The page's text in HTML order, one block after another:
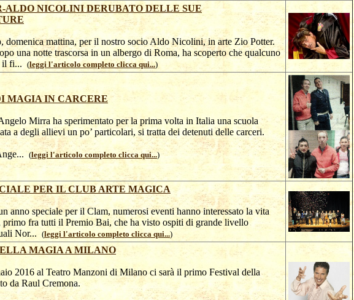
ALDO NICOLINI DERUBATO DELLE SUE
domenica mattina, per il nostro socio Aldo Nicolini, in arte Zio Potter.
una notte trascorsa in un albergo di Roma, ha scoperto che qualcuno
il fi...(leggi l'articolo completo clicca qui...)
MAGIA IN CARCERE
Mirra ha sperimentato per la prima volta in Italia una scuola
a degli allievi un po’ particolari, si tratta dei detenuti delle carceri.
(leggi l'articolo completo clicca qui...)
PER IL CLUB ARTE MAGICA
anno speciale per il Clam, numerosi eventi hanno interessato la vita
primo fra tutti il Premio Bai, che ha visto ospiti di grande livello
Nor... (leggi l'articolo completo clicca qui...)
MAGIA A MILANO
2016 al Teatro Manzoni di Milano ci sarà il primo Festival della
da Raul Cremona.